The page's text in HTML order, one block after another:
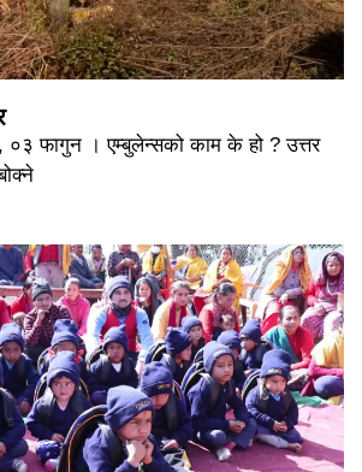
०३ फागुन । एम्बुलेन्सको काम के हो ? उत्तर